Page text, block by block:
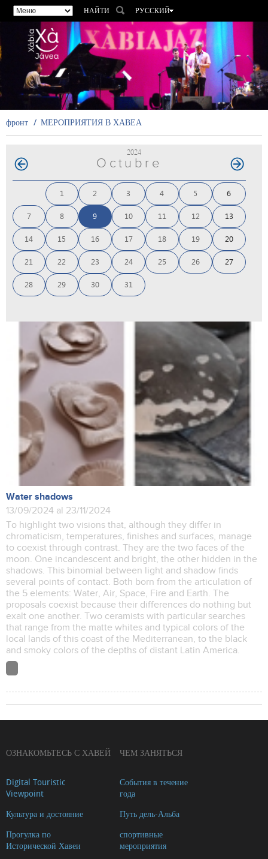
НАЙТИ
РУССКИЙ
ESPAÑOL
VALENCIÀ
FRANÇAIS
DEUTSCH
фронт МЕРОПРИЯТИЯ В ХАВЕА
2024
Octubre
1 2 3 4 5 6
7 8 9 10 11 12 13
14 15 16 17 18 19 20
21 22 23 24 25 26 27
28 29 30 31
Water shadows
13/09/2024 al 23/11/2024
To highlight two visions that, although they differ in
chromaticism, temperatures, finishes and surfaces, manage
to coexist through contrast. They are the two faces of the
moon. One incandescent and bright, the other hidden in the
shadows. This binomial between light and shadow finds
several points of contact. Both born from the articulation of
the 5 elements: Water, Air, Space, Fire and Earth. The
proposals coexist because their differences do nothing but
exalt one another. Two ceramists with particular searches
that range from the matte whites and typical colors of the
local lands of this coast of the Mediterranean, to the black
and smoky colors of the depths of distant Latin America.
ОЗНАКОМЬТЕСЬ С ХАВЕЙ
Digital Touristic
Viewpoint
Культура и достояние
Прогулка по
Исторической Хавеи
ЧЕМ ЗАНЯТЬСЯ
События в течение
года
Путь дель-Альба
спортивные
мероприятия